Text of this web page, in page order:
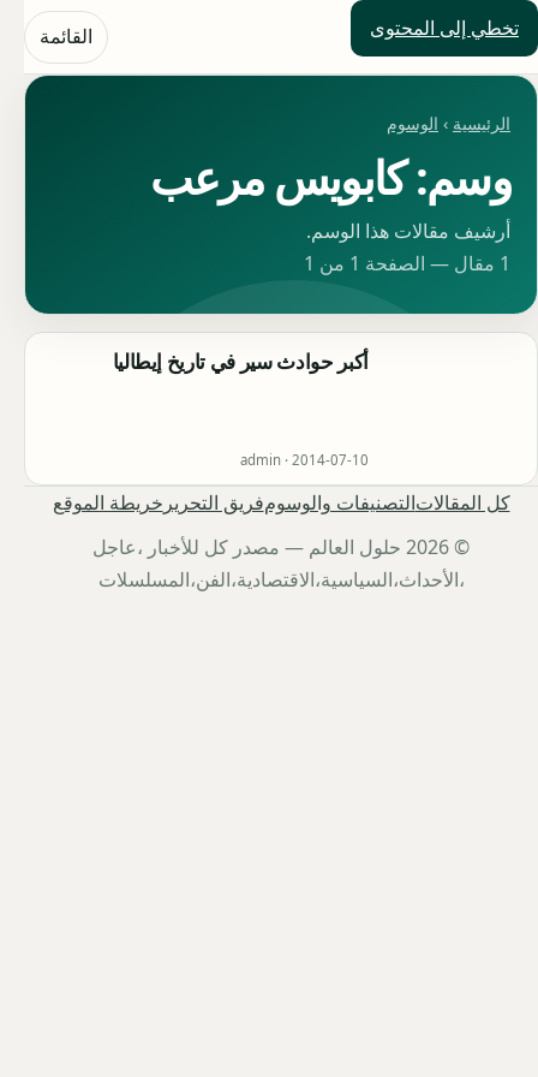
تخطي إلى المحتوى
حلول العالم القائمة
الرئيسية › الوسوم
وسم: كابويس مرعب
أرشيف مقالات هذا الوسم.
1 مقال — الصفحة 1 من 1
أكبر حوادث سير في تاريخ إيطاليا
admin · 2014-07-10
كل المقالاتالتصنيفات والوسومفريق التحرير خريطة الموقع
© 2026 حلول العالم — مصدر كل للأخبار ،عاجل
،الأحداث،السياسية،الاقتصادية،الفن،المسلسلات